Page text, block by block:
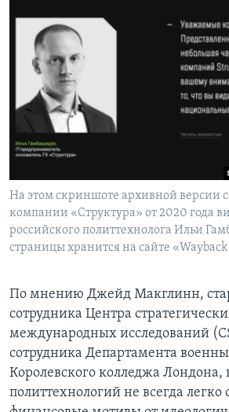
На этом скриншоте архивной версии
компании «Структура» от 2020 года
российского политтехнолога Ильи
страницы хранится на сайте
По мнению Джейд Макглинн,
сотрудника Центра
международных исследований
сотрудника Департамента
Королевского колледжа Лондона,
политтехнологий не всегда легко